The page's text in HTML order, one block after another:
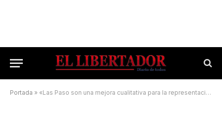
Portada » «Las Paso son una mejora cualitativa para la representación política»